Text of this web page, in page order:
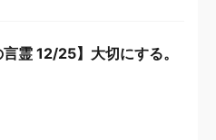
言霊 12/25】大切にする。